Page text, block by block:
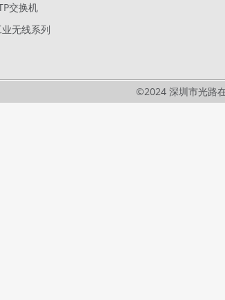
交换机
业无线系列
©2024 深圳市光路